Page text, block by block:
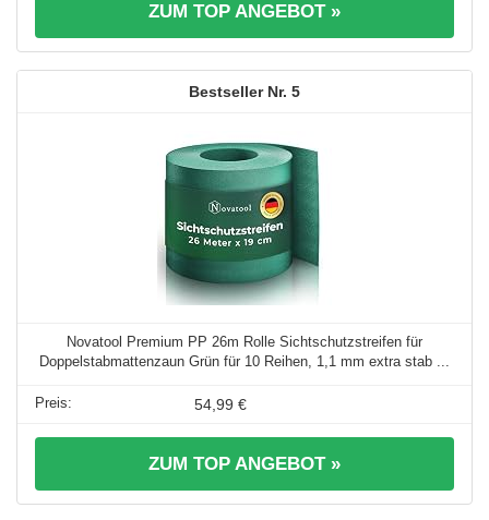
ZUM TOP ANGEBOT »
5
Novatool Premium PP 26m Rolle Sichtschutzstreifen für
Doppelstabmattenzaun Grün für 10 Reihen, 1,1 mm extra stab ...
54,99 €
ZUM TOP ANGEBOT »